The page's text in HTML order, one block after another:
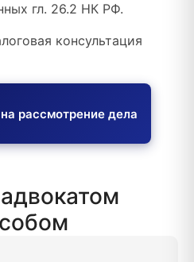
гл. 26.2 НК РФ.
консультация
рассмотрение дела